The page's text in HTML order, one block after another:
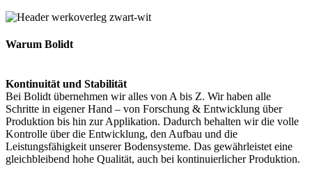
Warum Bolidt
Kontinuität und Stabilität
Bei Bolidt übernehmen wir alles von A bis Z. Wir haben alle
Schritte in eigener Hand – von Forschung & Entwicklung über
Produktion bis hin zur Applikation. Dadurch behalten wir die volle
Kontrolle über die Entwicklung, den Aufbau und die
Leistungsfähigkeit unserer Bodensysteme. Das gewährleistet eine
gleichbleibend hohe Qualität, auch bei kontinuierlicher Produktion.